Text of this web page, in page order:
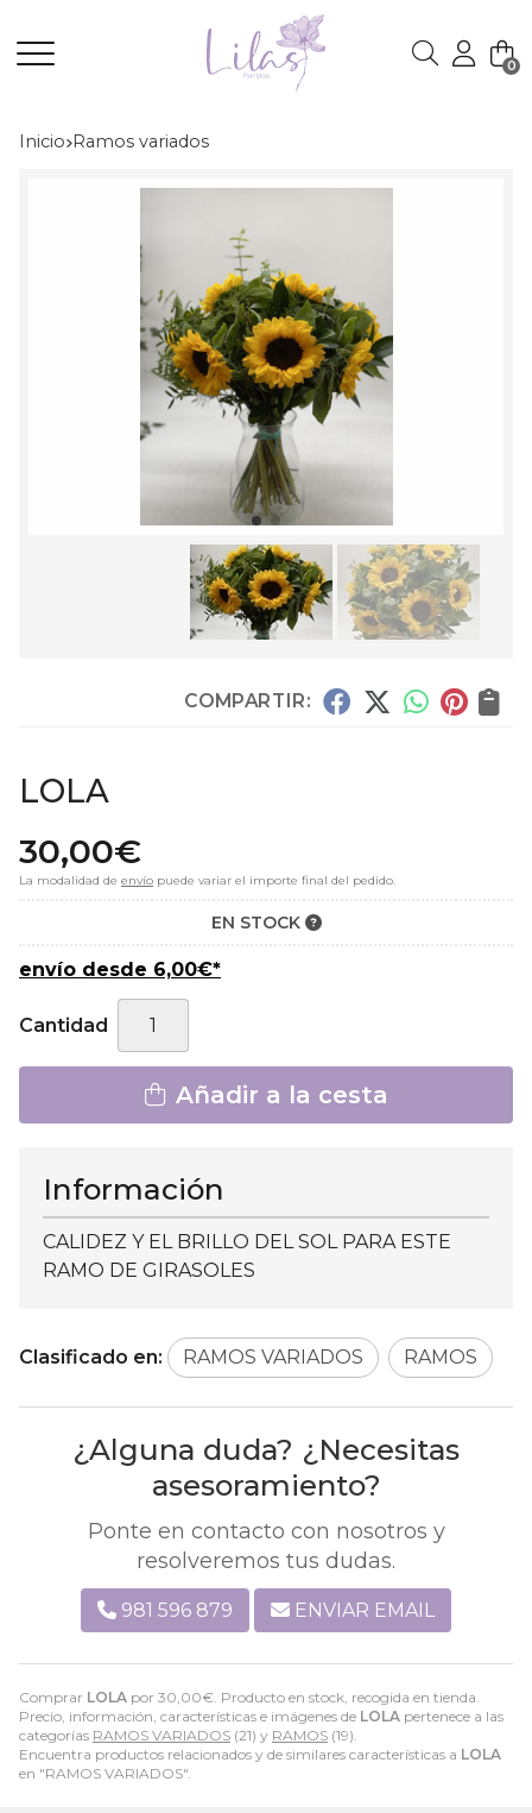
Buscar 0
Inicio ramos variados
COMPARTIR:
LOLA
30,00€
La modalidad de envío puede variar el importe final del pedido.
EN STOCK
envío desde 6,00€*
Cantidad
Añadir a la cesta
Comprar LOLA por 30,00€. Producto en stock, recogida en tienda.
Precio, información, características e imágenes de LOLA pertenece a las
categorías RAMOS VARIADOS (21) y RAMOS (19).
Encuentra productos relacionados y de similares características a LOLA
en "RAMOS VARIADOS".
Información
CALIDEZ Y EL BRILLO DEL SOL PARA ESTE
RAMO DE GIRASOLES
Clasificado en: RAMOS VARIADOS RAMOS
¿Alguna duda? ¿Necesitas
asesoramiento?
Ponte en contacto con nosotros y
resolveremos tus dudas.
981 596 879 ENVIAR EMAIL